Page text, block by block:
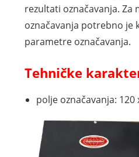
rezultati označavanja. Za
označavanja potrebno je
parametre označavanja.
Tehničke
polje označavanja: 120